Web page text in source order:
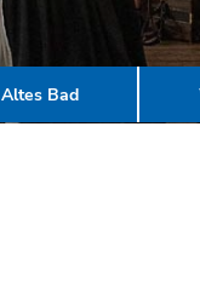
Altes Bad